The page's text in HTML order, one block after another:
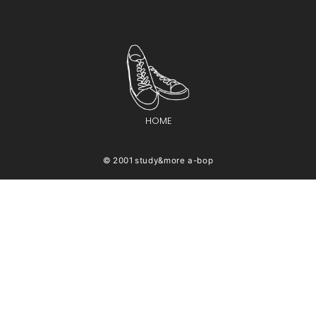
HOME
© 2001study&more a-bop